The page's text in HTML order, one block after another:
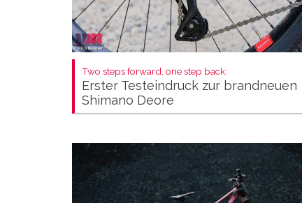
Two steps forward, one step back:
Erster Testeindruck zur brandneuen
Shimano Deore